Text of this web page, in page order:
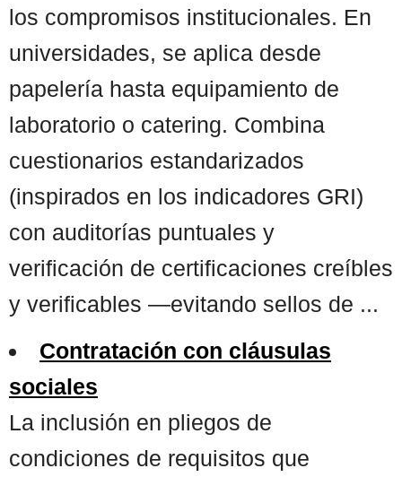
los compromisos institucionales. En
universidades, se aplica desde
papelería hasta equipamiento de
laboratorio o catering. Combina
cuestionarios estandarizados
(inspirados en los indicadores GRI)
con auditorías puntuales y
verificación de certificaciones creíbles
y verificables —evitando sellos de ...
Contratación con cláusulas
sociales
La inclusión en pliegos de
condiciones de requisitos que